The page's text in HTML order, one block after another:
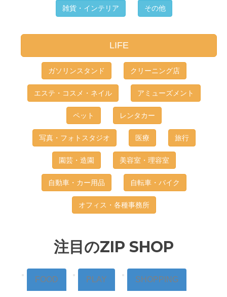
雑貨・インテリア その他
LIFE
ガソリンスタンド クリーニング店
エステ・コスメ・ネイル アミューズメント
ペット レンタカー
写真・フォトスタジオ 医療 旅行
園芸・造園 美容室・理容室
自動車・カー用品 自転車・バイク
オフィス・各種事務所
注目のZIP SHOP
FOOD PLAY SHOPPING